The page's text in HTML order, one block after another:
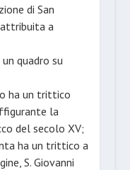
di San
a
quadro su
ha un trittico
la
del secolo XV;
ha un trittico a
S. Giovanni